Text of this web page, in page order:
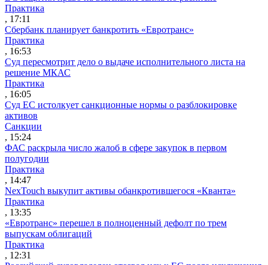
Практика
, 17:11
Сбербанк планирует банкротить «Евротранс»
Практика
, 16:53
Суд пересмотрит дело о выдаче исполнительного листа на
решение МКАС
Практика
, 16:05
Суд ЕС истолкует санкционные нормы о разблокировке
активов
Санкции
, 15:24
ФАС раскрыла число жалоб в сфере закупок в первом
полугодии
Практика
, 14:47
NexTouch выкупит активы обанкротившегося «Кванта»
Практика
, 13:35
«Евротранс» перешел в полноценный дефолт по трем
выпускам облигаций
Практика
, 12:31